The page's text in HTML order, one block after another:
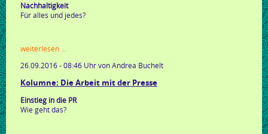
Nachhaltigkeit
Für alles und jedes?
weiterlesen …
gärtnern
26.09.2016 - 08:46 Uhrvon Andrea Buchelt
Kolumne: Die Arbeit mit der Presse
Einstieg in die PR
Wie geht das?